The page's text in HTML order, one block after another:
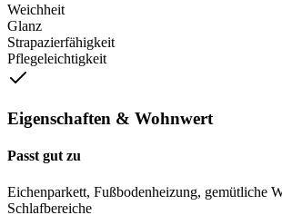
Weichheit
Glanz
Strapazierfähigkeit
Pflegeleichtigkeit
Eigenschaften & Wohnwert
Passt gut zu
Eichenparkett, Fußbodenheizung, gemütliche
Schlafbereiche